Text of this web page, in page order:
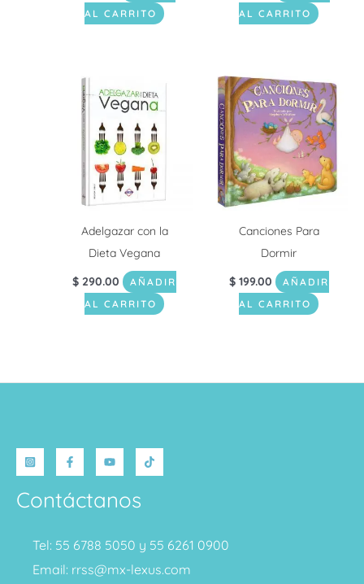
AL CARRITO
AL CARRITO
Adelgazar con la
Dieta Vegana
$ 290.00
AÑADIR
AL CARRITO
Canciones Para
Dormir
$199.00
AÑADIR
AL CARRITO
Contáctanos
Tel: 55 6788 5050 y 55 6261 0900
Email: rrss@mx-lexus.com